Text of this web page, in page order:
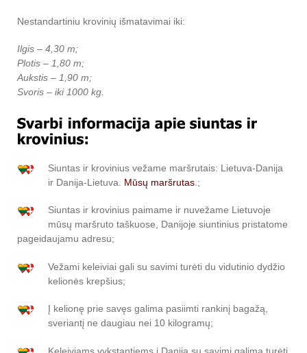
Nestandartiniu krovinių išmatavimai iki:
Ilgis – 4,30 m;
Plotis – 1,80 m;
Aukstis – 1,90 m;
Svoris – iki 1000 kg.
Siuntas ir krovinius vežame maršrutais: Lietuva-Danija
ir Danija-Lietuva. Mūsų maršrutas .;
Siuntas ir krovinius paimame ir nuvežame Lietuvoje
mūsų maršruto taškuose, Danijoje siuntinius pristatome
pageidaujamu adresu;
Vežami keleiviai gali su savimi turėti du vidutinio dydžio
kelionės krepšius;
Į kelionę prie savęs galima pasiimti rankinį bagažą,
sveriantį ne daugiau nei 10 kilogramų;